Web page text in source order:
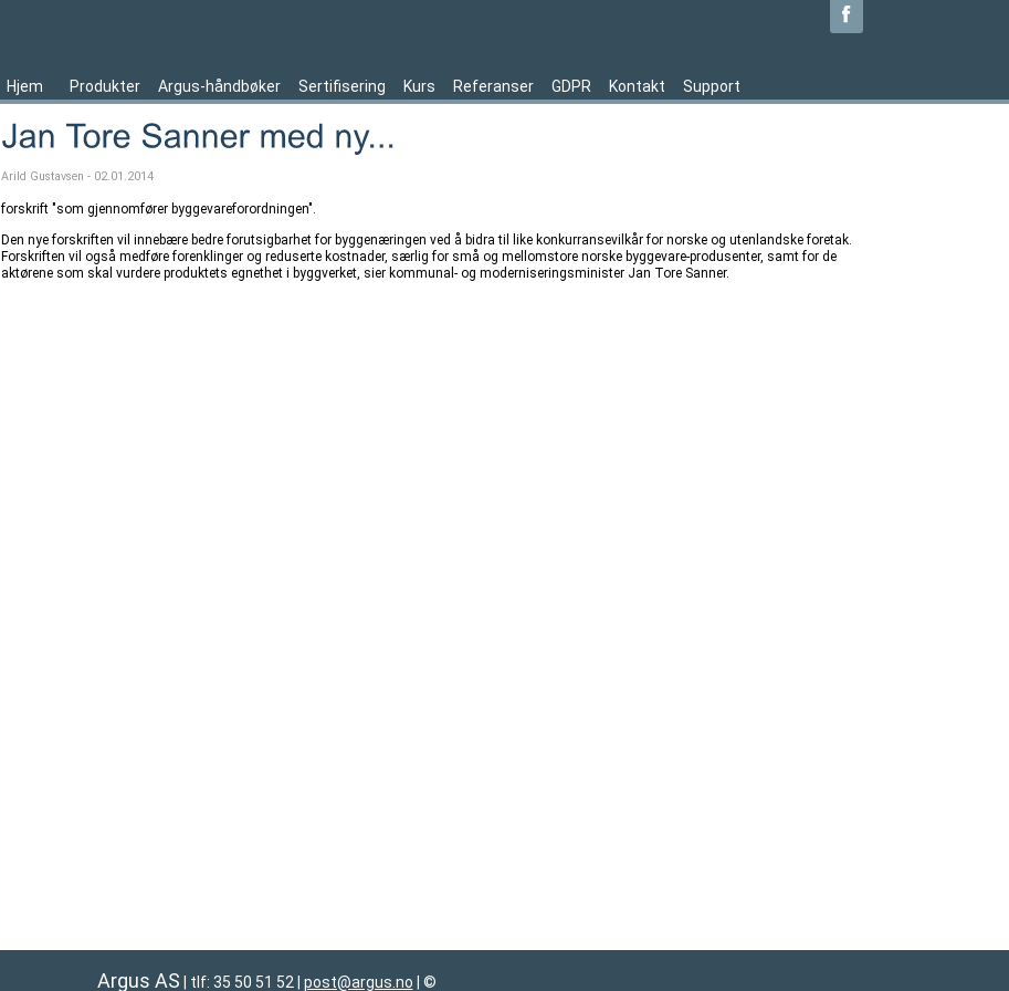
Hjem Produkter Argus-håndbøker Sertifisering Kurs Referanser GDPR Kontakt Support
Arild Gustavsen - 02.01.2014
forskrift "som gjennomfører byggevareforordningen".
Den nye forskriften vil innebære bedre forutsigbarhet for byggenæringen ved å bidra til like konkurransevilkår for norske og utenlandske foretak.
Forskriften vil også medføre forenklinger og reduserte kostnader, særlig for små og mellomstore norske byggevare-produsenter, samt for de
aktørene som skal vurdere produktets egnethet i byggverket, sier kommunal- og moderniseringsminister Jan Tore Sanner.
Argus AS | tlf: 35 50 51 52 post@argus.no ©